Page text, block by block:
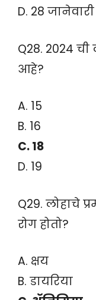
D. 28 जानेवारी
Q28. 2024
आहे?
A. 15
B. 16
C. 18
D. 19
Q29. लोहाचे
रोग होतो?
A. क्षय
B. डायरिया